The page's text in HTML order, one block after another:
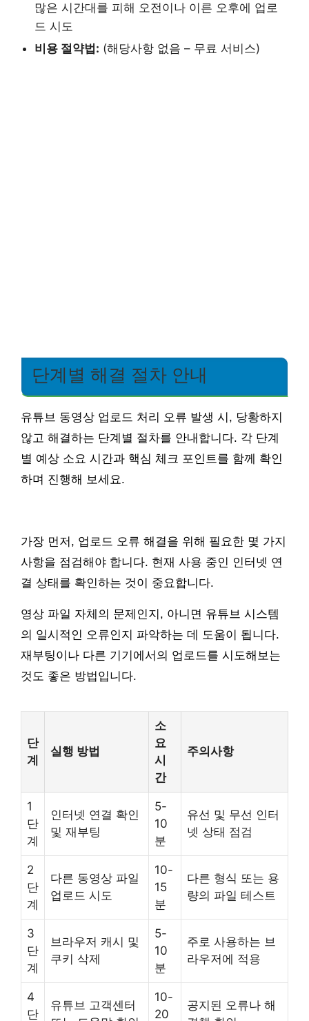
많은 시간대를 피해 오전이나 이른 오후에 업로
드 시도
비용 절약법: (해당사항 없음 – 무료 서비스)
단계별 해결 절차 안내
유튜브 동영상 업로드 처리 오류 발생 시, 당황하지
않고 해결하는 단계별 절차를 안내합니다. 각 단계
별 예상 소요 시간과 핵심 체크 포인트를 함께 확인
하며 진행해 보세요.
가장 먼저, 업로드 오류 해결을 위해 필요한 몇 가지
사항을 점검해야 합니다. 현재 사용 중인 인터넷 연
결 상태를 확인하는 것이 중요합니다.
영상 파일 자체의 문제인지, 아니면 유튜브 시스템
의 일시적인 오류인지 파악하는 데 도움이 됩니다.
재부팅이나 다른 기기에서의 업로드를 시도해보는
것도 좋은 방법입니다.
단
계
실행 방법
소
요
시
간
주의사항
1
단
계
인터넷 연결 확인
및 재부팅
5-
10
분
유선 및 무선 인터
넷 상태 점검
2
단
계
다른 동영상 파일
업로드 시도
10-
15
분
다른 형식 또는 용
량의 파일 테스트
3
단
계
브라우저 캐시 및
쿠키 삭제
5-
10
분
주로 사용하는 브
라우저에 적용
4
단
유튜브 고객센터
10-
20
공지된 오류나 해